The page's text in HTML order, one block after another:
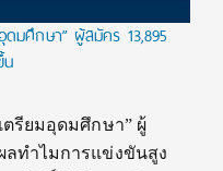
ดมศึกษา” ผู้สมัคร 13,895
น
ตรียมอุดมศึกษา” ผู้
ลทำไมการแข่งขันสูง